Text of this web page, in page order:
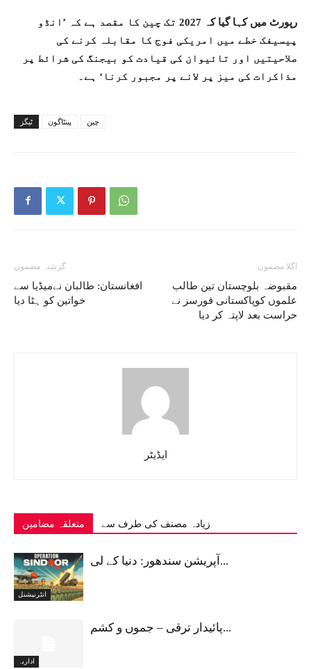
رپورٹ میں کہا گیا کہ 2027 تک چین کا مقصد ہے کہ ’انڈو
پیسیفک خطے میں امریکی فوج کا مقابلہ کرنے کی
صلاحیتیں اور تائیوان کی قیادت کو بیجنگ کی شرائط پر
مذاکرات کی میز پر لانے پر مجبور کرنا‘ ہے۔
ٹیگز پینٹاگون چین
گزشتہ مضمون
افغانستان: طالبان نےمیڈیا سے
خواتین کو ہٹا دیا
اگلا مضمون
مقبوضہ بلوچستان تین طالب
علموں کوپاکستانی فورسز نے
حراست بعد لاپتہ کر دیا
ایڈیٹر
متعلقہ مضامین زیادہ مصنف کی طرف سے
انٹرنیشنل
آپریشن سندھور: دنیا کے لی...
اداریہ
پائیدار ترقی – جموں و کشم...